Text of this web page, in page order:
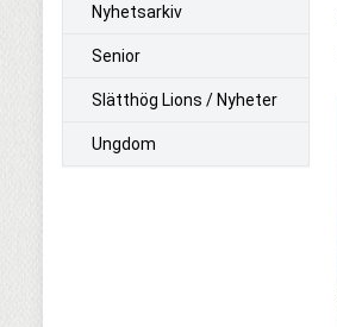
Nyhetsarkiv
Senior
Slätthög Lions / Nyheter
Ungdom